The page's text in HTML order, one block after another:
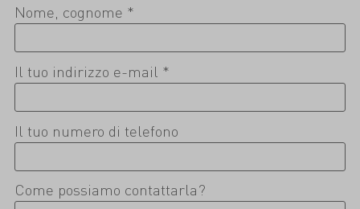
Nome, cognome *
Il tuo indirizzo e-mail *
Il tuo numero di telefono
Come possiamo contattarla?